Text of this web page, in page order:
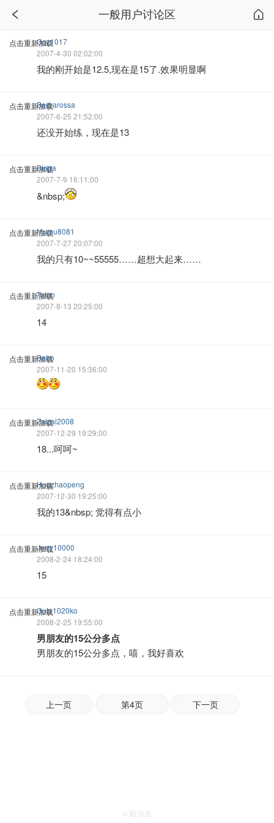
一般用户讨论区
点击重新加载Gqz1017
2007-4-30 02:02:00
我的刚开始是12.5,现在是15了.效果明显啊
点击重新加载Barbarossa
2007-6-25 21:52:00
还没开始练，现在是13
点击重新加载
Bloga
2007-7-9 16:11:00
&nbsp;
点击重新加载Mumu8081
2007-7-27 20:07:00
我的只有10~~55555……超想大起来……
点击重新加载
Tatoo
2007-8-13 20:25:00
14
点击重新加载
Babo
2007-11-20 15:36:00
点击重新加载Zaizai2008
2007-12-29 19:29:00
18...呵呵~
点击重新加载Huuzhaopeng
2007-12-30 19:25:00
我的13&nbsp; 觉得有点小
点击重新加载Jerry10000
2008-2-24 18:24:00
15
点击重新加载Gulu1020ko
2008-2-25 19:55:00
男朋友的15公分多点
男朋友的15公分多点，嘻，我好喜欢
上一页 第4页 下一页
© 盼你乐